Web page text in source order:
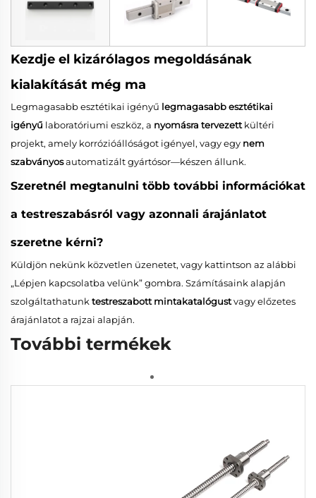
Kezdje el kizárólagos megoldásának
kialakítását még ma
Legmagasabb esztétikai igényű legmagasabb esztétikai
igényű laboratóriumi eszköz, a nyomásra tervezett kültéri
projekt, amely korrózióállóságot igényel, vagy egy nem
szabványosautomatizált gyártósor—készen állunk.
Szeretnél megtanulni több további információkat
a testreszabásról vagy azonnali árajánlatot
szeretne kérni?
Küldjön nekünk közvetlen üzenetet, vagy kattintson az alábbi
„Lépjen kapcsolatba velünk” gombra. Számításaink alapján
szolgáltathatunk testreszabott mintakatalógustvagy előzetes
árajánlatot a rajzai alapján.
További termékek